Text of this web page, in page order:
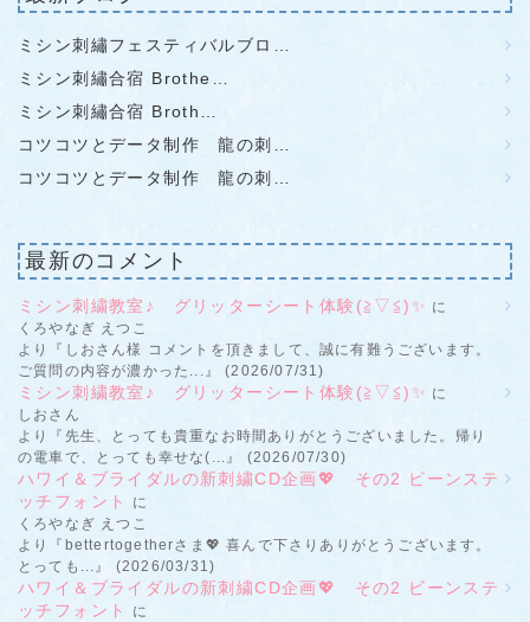
ミシン刺繡フェスティバルブロ…
ミシン刺繡合宿 Brothe…
ミシン刺繡合宿 Broth…
コツコツとデータ制作 龍の刺…
コツコツとデータ制作 龍の刺…
最新のコメント
ミシン刺繍教室♪ グリッターシート体験(≧▽≦)✨ に
くろやなぎ えつこ
より『しおさん様 コメントを頂きまして、誠に有難うございます。
ご質問の内容が濃かった...』 (2026/07/31)
ミシン刺繍教室♪ グリッターシート体験(≧▽≦)✨ に
しおさん
より『先生、とっても貴重なお時間ありがとうございました。帰り
の電車で、とっても幸せな(...』 (2026/07/30)
ハワイ＆ブライダルの新刺繍CD企画💖 その2 ビーンステ
ッチフォント
に
くろやなぎ えつこ
より『bettertogetherさま💖 喜んで下さりありがとうございます。
とっても...』 (2026/03/31)
ハワイ＆ブライダルの新刺繍CD企画💖 その2 ビーンステ
ッチフォント
に